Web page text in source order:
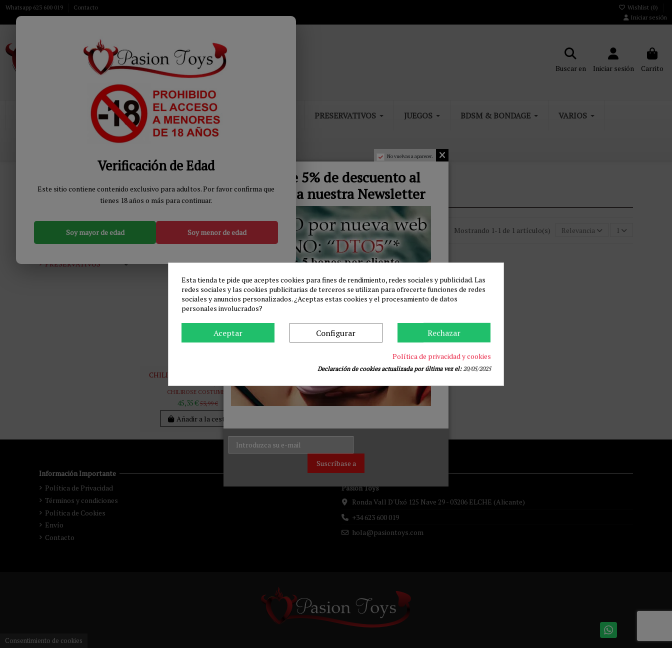
Verificación de Edad
Este sitio contiene contenido exclusivo para adultos. Por favor confirma que
tienes 18 años o más para continuar.
Soy mayor de edad Soy menor de edad
Whatsapp 623 600 019 Contacto Wishlist (0)
Iniciar sesión
Buscar en Iniciar sesión Carrito
JUGUETES MODA & LENCERIA PRESERVATIVOS JUEGOS BDSM & BONDAGE VARIOS
MODA & LENCERÍA Lencería Mujer Disfraces Mujer
Sirvienta
Mostrando 1-1 de 1 artículo(s) Relevancia 1
CHILIROSE - CR 4719 DISFRAZ
CHILIROSE COSTUMES
45,35 € 53,99 €
Añadir a la cesta
Inicio
JUEGOS
MODA & LENCERÍA
PRESERVATIVOS
Información Importante
Política de Privacidad
Términos y condiciones
Política de Cookies
Envío
Contacto
Contáctenos
Pasion Toys
Ronda Vall D'Uxó 125 Nave 29 - 03206 ELCHE (Alicante)
+34 623 600 019
hola@pasiontoys.com
No vuelvas a aparecer.
5 Bonos de 5% de descuento al
apuntarte a nuestra Newsletter
Suscríbase a
Esta tienda te pide que aceptes cookies para fines de rendimiento, redes sociales y publicidad. Las
redes sociales y las cookies publicitarias de terceros se utilizan para ofrecerte funciones de redes
sociales y anuncios personalizados. ¿Aceptas estas cookies y el procesamiento de datos
personales involucrados?
Aceptar Configurar Rechazar
Política de privacidad y cookies
Declaración de cookies actualizada por última vez el:20/05/2025
Consentimiento de cookies